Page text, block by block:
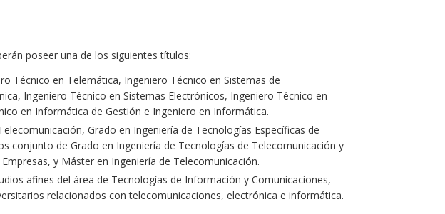
poseer una de los siguientes títulos:
Técnico en Telemática, Ingeniero Técnico en Sistemas de
Ingeniero Técnico en Sistemas Electrónicos, Ingeniero Técnico en
en Informática de Gestión e Ingeniero en Informática.
Grado en Ingeniería de Tecnologías Específicas de
conjunto de Grado en Ingeniería de Tecnologías de Telecomunicación y
y Máster en Ingeniería de Telecomunicación.
afines del área de Tecnologías de Información y Comunicaciones,
relacionados con telecomunicaciones, electrónica e informática.